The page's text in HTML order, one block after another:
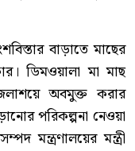
বাড়াতে মাছের
ডিমওয়ালা মা মাছ
অবমুক্ত করার
পরিকল্পনা নেওয়া
মন্ত্রণালয়ের মন্ত্রী